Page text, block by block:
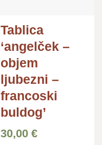
Tablica
‘angelček –
objem
ljubezni –
francoski
buldog’
30,00€